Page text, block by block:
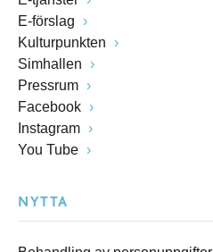
E-förslag
Kulturpunkten
Simhallen
Pressrum
Facebook
Instagram
You Tube
NYTTA